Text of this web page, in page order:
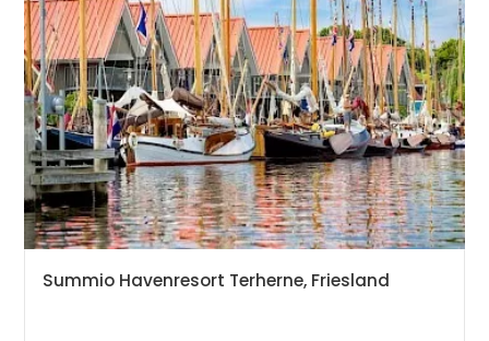
Summio Havenresort Terherne, Friesland